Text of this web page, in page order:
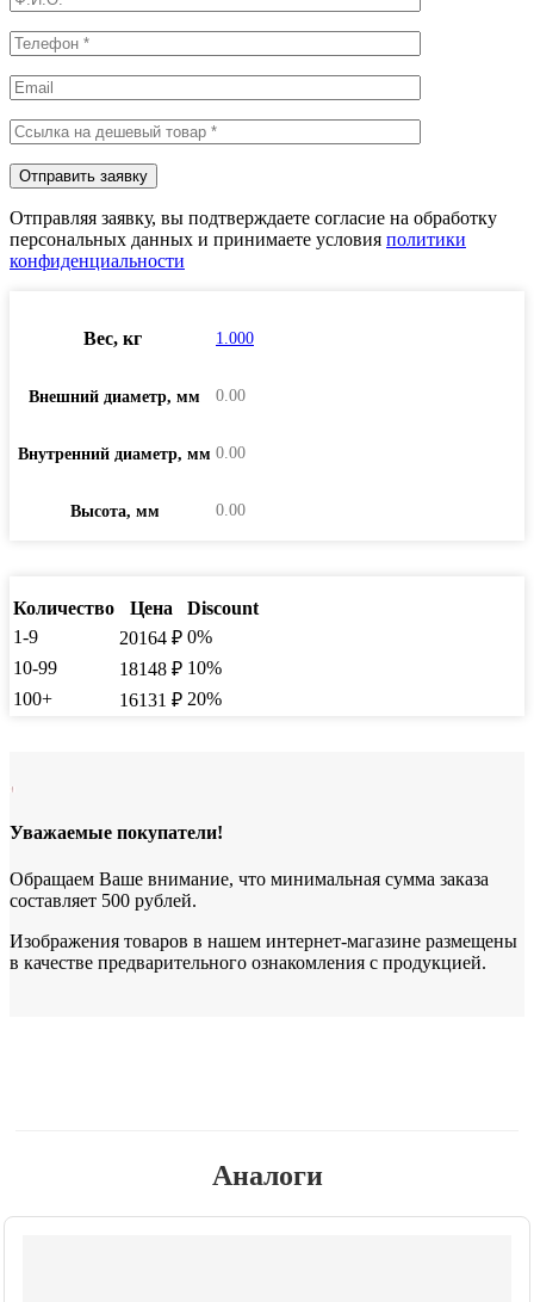
Отправляя заявку, вы подтверждаете согласие на обработку
персональных данных и принимаете условия политики
конфиденциальности
Вес, кг 1.000
Внешний диаметр, мм 0.00
Внутренний диаметр, мм 0.00
Высота, мм 0.00
Количество Цена
Discount
1-9
20164 ₽ 0%
10-99
18148 ₽ 10%
100+
16131 ₽ 20%
Уважаемые покупатели!
Обращаем Ваше внимание, что минимальная сумма заказа
составляет 500 рублей.
Изображения товаров в нашем интернет-магазине размещены
в качестве предварительного ознакомления с продукцией.
Аналоги